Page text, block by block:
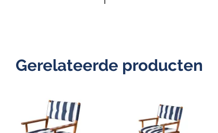
Gerelateerde producten